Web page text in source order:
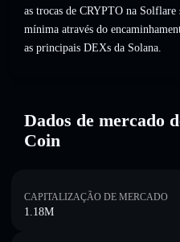
as trocas de CRYPTO na Solflare
mínima através do
as principais DEXs da Solana.
Dados de mercado
Coin
CAPITALIZAÇÃO DE MERCADO
1.18M